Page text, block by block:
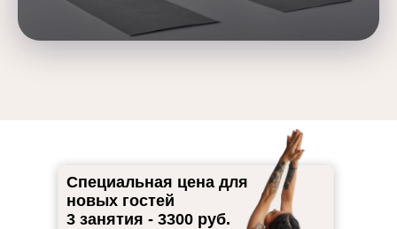
Специальная цена для
новых гостей
3 занятия - 3300 руб.